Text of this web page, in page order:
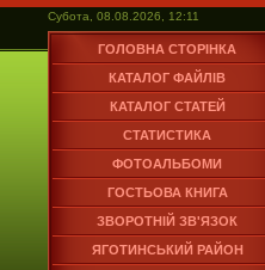
Субота, 08.08.2026, 12:11
ГОЛОВНА СТОРІНКА
КАТАЛОГ ФАЙЛІВ
КАТАЛОГ СТАТЕЙ
СТАТИСТИКА
ФОТОАЛЬБОМИ
ГОСТЬОВА КНИГА
ЗВОРОТНІЙ ЗВ'ЯЗОК
ЯГОТИНСЬКИЙ РАЙОН